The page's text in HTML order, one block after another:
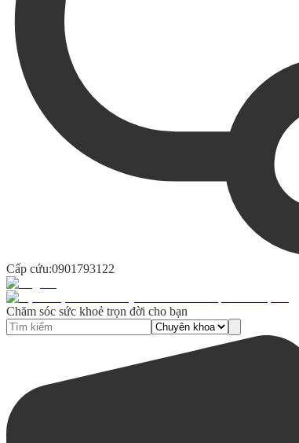
Cấp cứu:0901793122
Chăm sóc sức khoẻ trọn đời cho bạn